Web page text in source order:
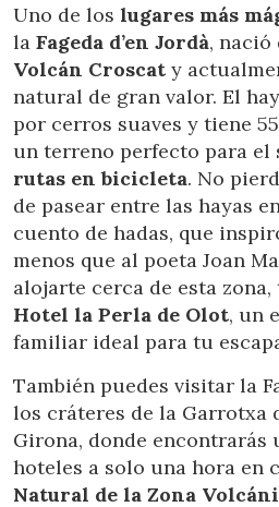
Uno de los lugares más
la Fageda d’en Jordà, nació
Volcán Croscat y
natural de gran valor. El
por cerros suaves y tiene
un terreno perfecto para el
rutas en bicicleta. No
de pasear entre las hayas
cuento de hadas, que
menos que al poeta Joan
alojarte cerca de esta
Hotel la Perla de Olot, un
familiar ideal para tu
También puedes visitar la
los cráteres de la Garrotxa
Girona, donde encontrarás
hoteles a solo una hora en
Natural de la Zona
Modificar cookies
Técnicas y funcionales
Este sitio web utiliza Cookies
información con la finalidad de
Si continua navegando, supone
instalación de las mismas. El
de configurar su navegador
impedir que sean instaladas en
deberá tener en cuenta que
Analíticas y personalización
Permiten realizar el seguimiento y
comportamiento de los usuarios
información recogida mediante